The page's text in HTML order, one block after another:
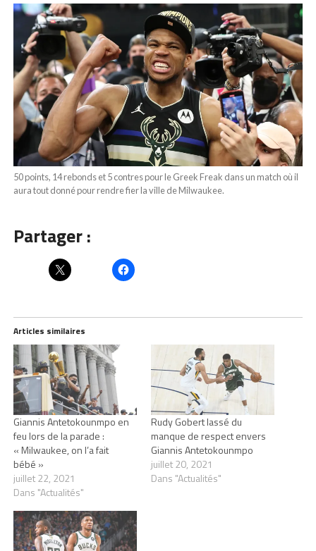
50 points, 14 rebonds et 5 contres pour le Greek Freak dans un match où il
aura tout donné pour rendre fier la ville de Milwaukee.
Partager :
Articles similaires
Giannis Antetokounmpo en
feu lors de la parade :
« Milwaukee, on l’a fait
bébé »
juillet 22, 2021
Dans "Actualités"
Rudy Gobert lassé du
manque de respect envers
Giannis Antetokounmpo
juillet 20, 2021
Dans "Actualités"